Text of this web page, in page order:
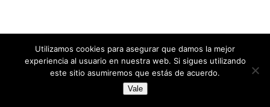
Share:
Utilizamos cookies para asegurar que damos la mejor
experiencia al usuario en nuestra web. Si sigues utilizando
este sitio asumiremos que estás de acuerdo.
Vale